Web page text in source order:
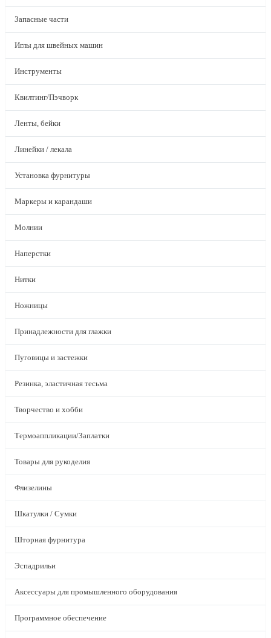
Запасные части
Иглы для швейных машин
Инструменты
Квилтинг/Пэчворк
Ленты, бейки
Линейки / лекала
Установка фурнитуры
Маркеры и карандаши
Молнии
Наперстки
Нитки
Ножницы
Принадлежности для глажки
Пуговицы и застежки
Резинка, эластичная тесьма
Творчество и хобби
Термоаппликации/Заплатки
Товары для рукоделия
Флизелины
Шкатулки / Сумки
Шторная фурнитура
Эспадрильи
Аксессуары для промышленного оборудования
Программное обеспечение